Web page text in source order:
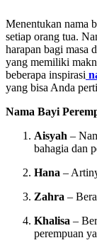
Menentukan nama
setiap orang tua.
harapan bagi masa
yang memiliki
beberapa inspirasi
yang bisa Anda
Nama Bayi
Aisyah –
bahagia dan
Hana –
Zahra –
Khalisa –
perempuan